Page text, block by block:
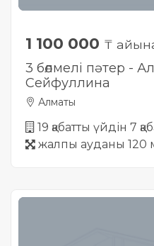
1 100 000 ₸
3 бөлмелі пәтер -
Сейфуллина
Алматы
19 қабатты үйдін 7
жалпы ауданы 120